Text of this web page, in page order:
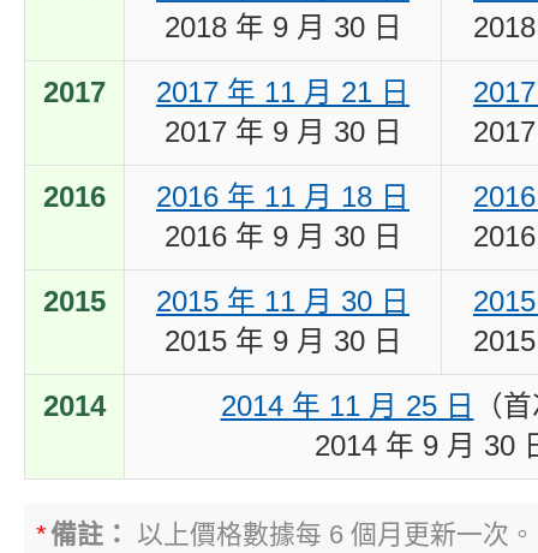
2018 年 9 月 30 日
2017
2017 年 11 月 21 日
2017 年 9 月 30 日
2016
2016 年 11 月 18 日
2016 年 9 月 30 日
2015
2015 年 11 月 30 日
2015 年 9 月 30 日
2014 2014 年 11 月 25 日
（
2014 年 9 月 30
*備註： 以上價格數據每 6 個月更新一次。